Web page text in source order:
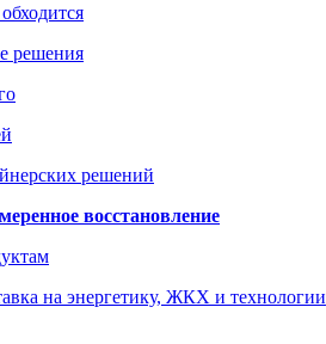
решения
решений
восстановление
на энергетику, ЖКХ и технологии